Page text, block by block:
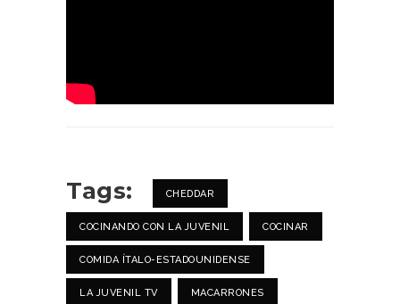
Tags: CHEDDAR
COCINANDO CON LA JUVENIL COCINAR
COMIDA ÍTALO-ESTADOUNIDENSE
LA JUVENIL TV MACARRONES